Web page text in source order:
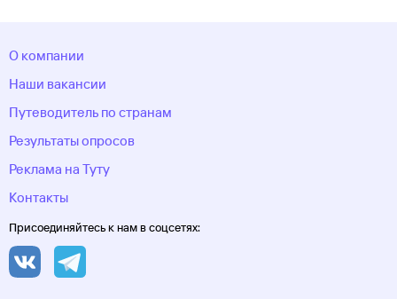
О компании
Наши вакансии
Путеводитель по странам
Результаты опросов
Реклама на Туту
Контакты
Присоединяйтесь к нам в соцсетях: